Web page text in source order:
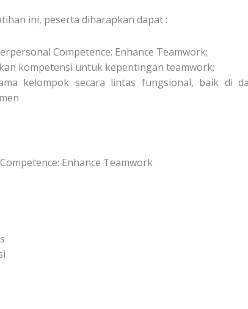
ini, peserta diharapkan dapat :
Competence: Enhance Teamwork;
kompetensi untuk kepentingan teamwork;
kelompok secara lintas fungsional, baik di
Enhance Teamwork